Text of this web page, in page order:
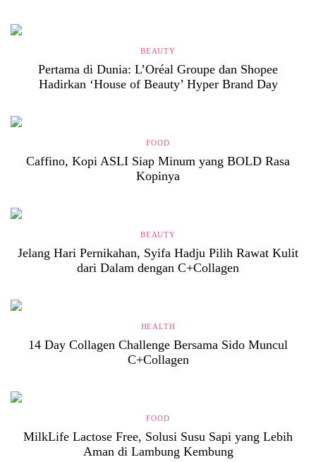
BEAUTY
Pertama di Dunia: L’Oréal Groupe dan Shopee
Hadirkan ‘House of Beauty’ Hyper Brand Day
FOOD
Caffino, Kopi ASLI Siap Minum yang BOLD Rasa
Kopinya
BEAUTY
Jelang Hari Pernikahan, Syifa Hadju Pilih Rawat Kulit
dari Dalam dengan C+Collagen
HEALTH
14 Day Collagen Challenge Bersama Sido Muncul
C+Collagen
FOOD
MilkLife Lactose Free, Solusi Susu Sapi yang Lebih
Aman di Lambung Kembung